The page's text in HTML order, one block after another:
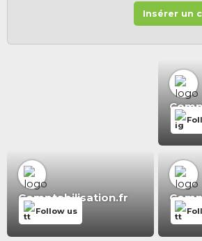
Insérer un
Comptabilisation.fr
Follow us